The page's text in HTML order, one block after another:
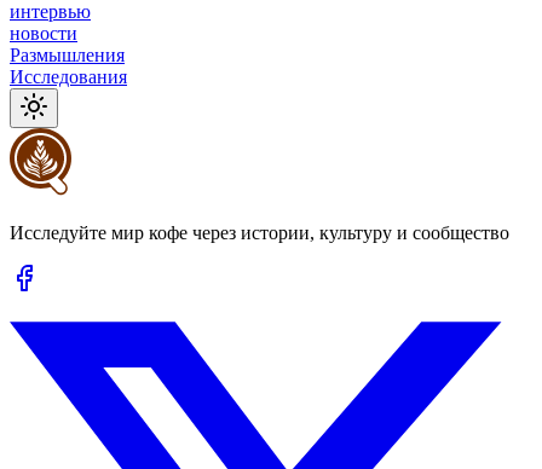
интервью
новости
Размышления
Исследования
Исследуйте мир кофе через истории, культуру и сообщество